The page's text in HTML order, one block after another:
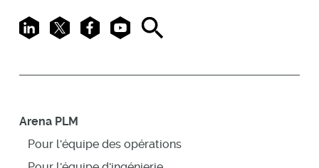
LinkedIn
X FacebookYoutubeSearch
Arena PLM
Pour l'équipe des opérations